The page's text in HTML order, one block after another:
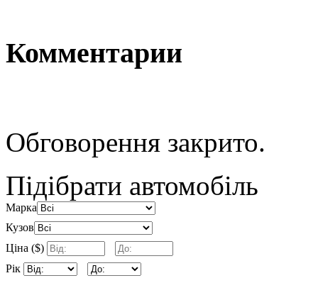
Комментарии
Обговорення закрито.
Підібрати автомобіль
Марка
Кузов
Ціна ($)
Рік